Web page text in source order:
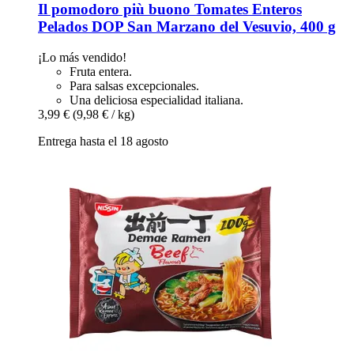
Il pomodoro più buono Tomates Enteros
Pelados DOP San Marzano del Vesuvio, 400 g
¡Lo más vendido!
Fruta entera.
Para salsas excepcionales.
Una deliciosa especialidad italiana.
3,99 € (9,98 € / kg)
Entrega hasta el 18 agosto